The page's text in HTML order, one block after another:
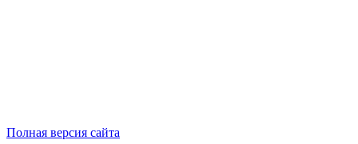
Полная версия сайта